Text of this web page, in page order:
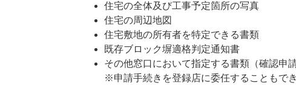
住宅の全体及び工事予定箇所の写真
住宅の周辺地図
住宅敷地の所有者を特定できる書類
既存ブロック塀適格判定通知書
その他窓口において指定する書類（確認申
※申請手続きを登録店に委任することもで